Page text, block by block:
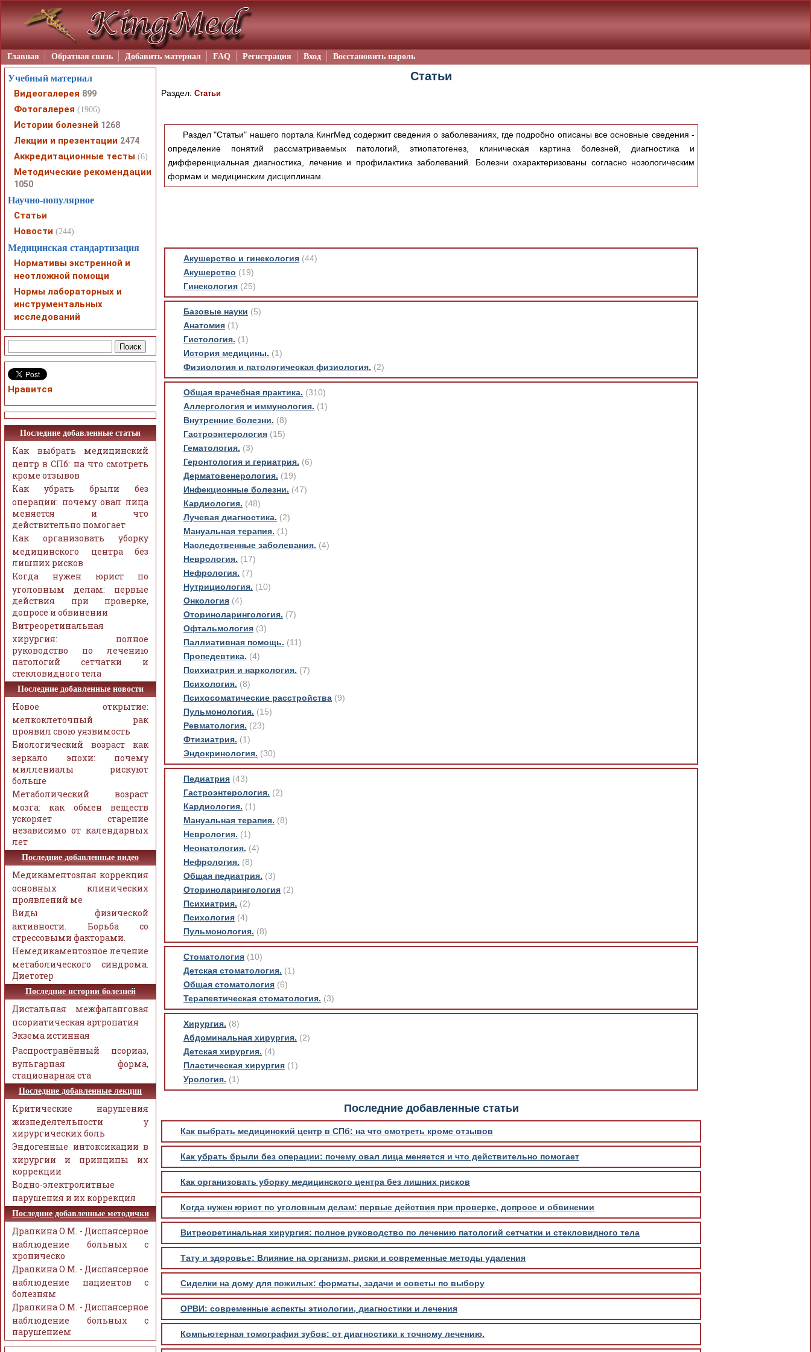
Главная Обратная связь Добавить материал FAQ Регистрация Вход Восстановить пароль
Статьи
Раздел: Статьи
Раздел "Статьи" нашего портала КингМед содержит сведения о заболеваниях, где подробно описаны все основные сведения -
определение понятий рассматриваемых патологий, этиопатогенез, клиническая картина болезней, диагностика и
дифференциальная диагностика, лечение и профилактика заболеваний. Болезни охарактеризованы согласно нозологическим
формам и медицинским дисциплинам.
Акушерство и гинекология (44)
Акушерство (19)
Гинекология (25)
Базовые науки (5)
Анатомия (1)
Гистология. (1)
История медицины. (1)
Физиология и патологическая физиология. (2)
Общая врачебная практика. (310)
Аллергология и иммунология. (1)
Внутренние болезни. (8)
Гастроэнтерология (15)
Гематология. (3)
Геронтология и гериатрия. (6)
Дерматовенерология. (19)
Инфекционные болезни. (47)
Кардиология. (48)
Лучевая диагностика. (2)
Мануальная терапия. (1)
Наследственные заболевания. (4)
Неврология. (17)
Нефрология. (7)
Нутрициология. (10)
Онкология (4)
Оториноларингология. (7)
Офтальмология (3)
Паллиативная помощь. (11)
Пропедевтика. (4)
Психиатрия и наркология. (7)
Психология. (8)
Психосоматические расстройства (9)
Пульмонология. (15)
Ревматология. (23)
Фтизиатрия. (1)
Эндокринология. (30)
Педиатрия (43)
Гастроэнтерология. (2)
Кардиология. (1)
Мануальная терапия. (8)
Неврология. (1)
Неонатология. (4)
Нефрология. (8)
Общая педиатрия. (3)
Оториноларингология (2)
Психиатрия. (2)
Психология (4)
Пульмонология. (8)
Стоматология (10)
Детская стоматология. (1)
Общая стоматология (6)
Терапевтическая стоматология. (3)
Хирургия. (8)
Абдоминальная хирургия. (2)
Детская хирургия. (4)
Пластическая хирургия (1)
Урология. (1)
Последние добавленные статьи
Как выбрать медицинский центр в СПб: на что смотреть кроме отзывов
Как убрать брыли без операции: почему овал лица меняется и что действительно помогает
Как организовать уборку медицинского центра без лишних рисков
Когда нужен юрист по уголовным делам: первые действия при проверке, допросе и обвинении
Витреоретинальная хирургия: полное руководство по лечению патологий сетчатки и стекловидного тела
Тату и здоровье: Влияние на организм, риски и современные методы удаления
Сиделки на дому для пожилых: форматы, задачи и советы по выбору
ОРВИ: современные аспекты этиологии, диагностики и лечения
Компьютерная томография зубов: от диагностики к точному лечению.
Учебный материал
Видеогалерея 899
Фотогалерея (1906)
Истории болезней 1268
Лекции и презентации 2474
Аккредитационные тесты (6)
Методические рекомендации
1050
Научно-популярное
Статьи
Новости (244)
Медицинская стандартизация
Нормативы экстренной и
неотложной помощи
Нормы лабораторных и
инструментальных
исследований
Нравится
Последние добавленные статьи
Как выбрать медицинский
центр в СПб: на что смотреть
кроме отзывов
Как убрать брыли без
операции: почему овал лица
меняется и что
действительно помогает
Как организовать уборку
медицинского центра без
лишних рисков
Когда нужен юрист по
уголовным делам: первые
действия при проверке,
допросе и обвинении
Витреоретинальная
хирургия: полное
руководство по лечению
патологий сетчатки и
стекловидного тела
Последние добавленные новости
Новое открытие:
мелкоклеточный рак
проявил свою уязвимость
Биологический возраст как
зеркало эпохи: почему
миллениалы рискуют
больше
Метаболический возраст
мозга: как обмен веществ
ускоряет старение
независимо от календарных
лет
Последние добавленные видео
Медикаментозная коррекция
основных клинических
проявлений ме
Виды физической
активности. Борьба со
стрессовыми факторами.
Немедикаментозное лечение
метаболического синдрома.
Диетотер
Последние истории болезней
Дистальная межфаланговая
псориатическая артропатия
Экзема истинная
Распространённый псориаз,
вульгарная форма,
стационарная ста
Последние добавленные лекции
Критические нарушения
жизнедеятельности у
хирургических боль
Эндогенные интоксикации в
хирургии и принципы их
коррекции
Водно-электролитные
нарушения и их коррекция
Последние добавленные методички
Драпкина О.М. - Диспансерное
наблюдение больных с
хроническо
Драпкина О.М. - Диспансерное
наблюдение пациентов с
болезням
Драпкина О.М. - Диспансерное
наблюдение больных с
нарушением